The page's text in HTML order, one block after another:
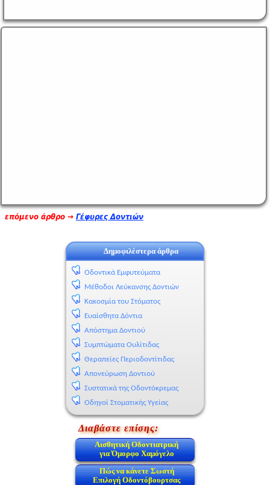
επόμενο άρθρο → Γέφυρες Δοντιών
Δημοφιλέστερα άρθρα
Οδοντικά Εμφυτεύματα
Μέθοδοι Λεύκανσης Δοντιών
Κακοσμία του Στόματος
Ευαίσθητα Δόντια
Απόστημα Δοντιού
Συμπτώματα Ουλίτιδας
Θεραπείες Περιοδοντίτιδας
Απονεύρωση Δοντιού
Συστατικά της Οδοντόκρεμας
Οδηγοί Στοματικής Υγείας
Διαβάστε επίσης:
Αισθητική Οδοντιατρική
για Όμορφο Χαμόγελο
Πώς να κάνετε Σωστή
Επιλογή Οδοντόβουρτσας